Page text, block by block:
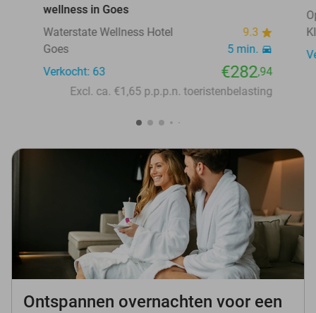
wellness in Goes
Waterstate Wellness Hotel
9.3
Goes
5 min.
Verkocht: 63
€282,94
Excl. ca. €1,65 p.p.p.n. toeristenbelasting
Ontspannen overnachten voor een